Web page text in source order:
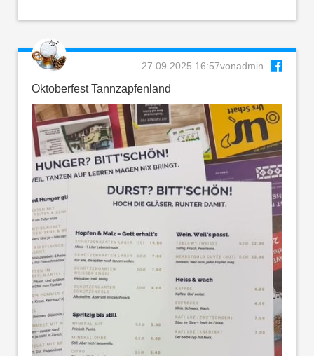
27.09.2025 16:57vonadmin
Oktoberfest Tannzapfenland